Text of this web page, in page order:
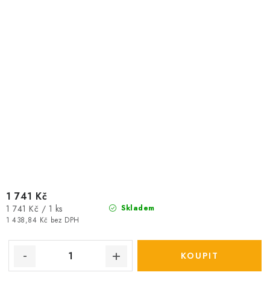
Skladem
1 438,84 Kč bez DPH
1 741 Kč
Měrná
cena:
1 741 Kč / 1 ks